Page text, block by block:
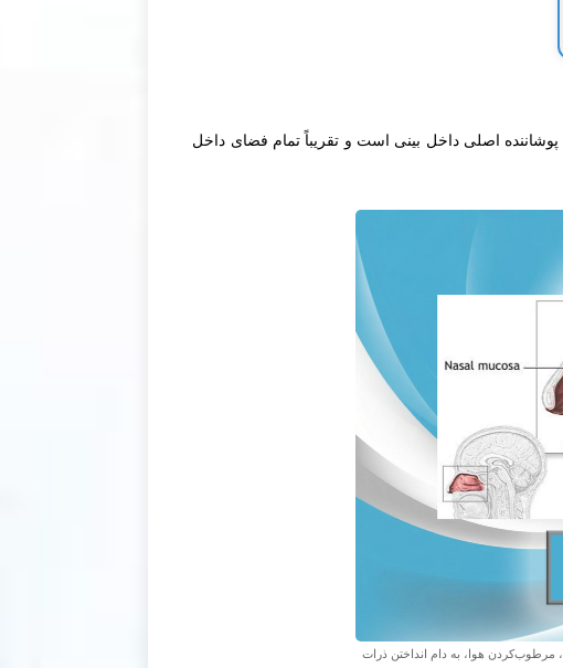
اصلی داخل بینی است و تقریباً تمام فضای داخل
مرطوب‌کردن هوا، به دام انداختن ذرات